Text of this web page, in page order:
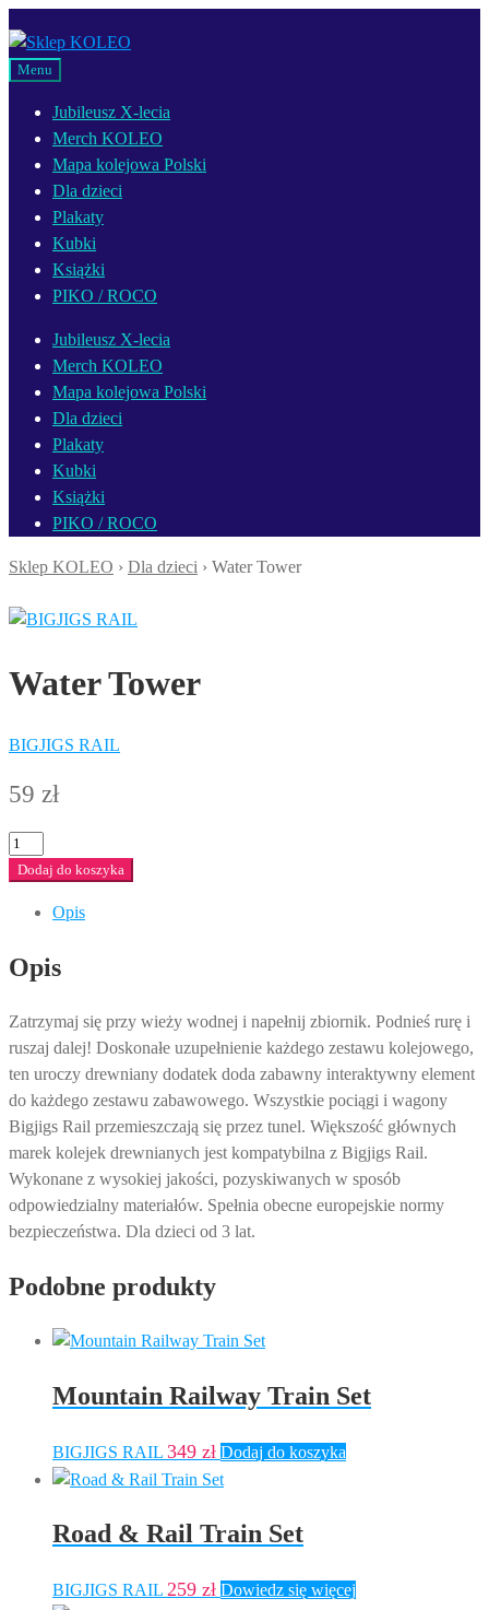
Przejdź
do
Przejdź
do
Menu
Jubileusz X-lecia
Merch KOLEO
Mapa kolejowa Polski
Dla dzieci
Plakaty
Kubki
Książki
PIKO / ROCO
Jubileusz X-lecia
Merch KOLEO
Mapa kolejowa Polski
Dla dzieci
Plakaty
Kubki
Książki
PIKO / ROCO
Sklep KOLEO › Dla dzieci › Water Tower
Water Tower
BIGJIGS RAIL
59 zł
ilość
Water
Dodaj do koszyka
Opis
Opis
Zatrzymaj się przy wieży wodnej i napełnij zbiornik. Podnieś rurę i
ruszaj dalej! Doskonałe uzupełnienie każdego zestawu kolejowego,
ten uroczy drewniany dodatek doda zabawny interaktywny element
do każdego zestawu zabawowego. Wszystkie pociągi i wagony
Bigjigs Rail przemieszczają się przez tunel. Większość głównych
marek kolejek drewnianych jest kompatybilna z Bigjigs Rail.
Wykonane z wysokiej jakości, pozyskiwanych w sposób
odpowiedzialny materiałów. Spełnia obecne europejskie normy
bezpieczeństwa. Dla dzieci od 3 lat.
Podobne produkty
Mountain Railway Train Set
BIGJIGS RAIL 349 zł Dodaj do koszyka
Road & Rail Train Set
BIGJIGS RAIL 259 zł Dowiedz się więcej